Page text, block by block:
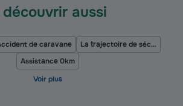
aussi
de caravane
La trajectoire de sécurité à moto
Assistance 0km